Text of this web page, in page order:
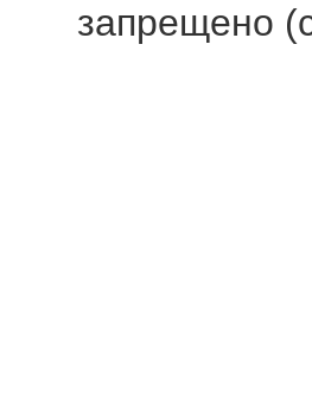
запрещено